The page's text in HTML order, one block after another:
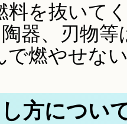
料を抜いて
器、刃物
で燃やせな
方につい